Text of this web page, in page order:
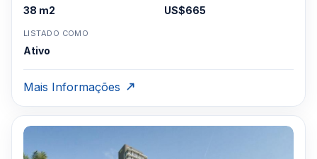
38 m2 US$665
LISTADO COMO
Ativo
Mais Informações